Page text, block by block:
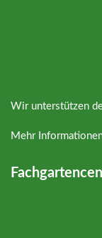
Wir unterstützen
Mehr